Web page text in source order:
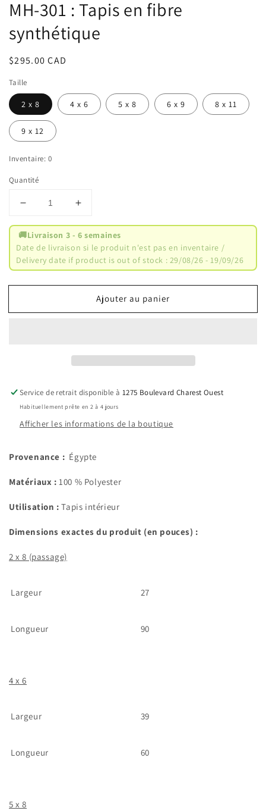
fenêtre
modale
MH-301 : Tapis en fibre
synthétique
Prix
$295.00 CAD
Taille
2 x 8 4 x 6 5 x 8 6 x 9 8 x 11
9 x 12
Inventaire: 0
Quantité
Réduire
quantité
de
MH-
301
:
Augmenter
quantité
de
MH-
301
:
Tapis
🚚Livraison 3 - 6 semaines
Date de livraison si le produit n'est pas en inventaire /
Delivery date if product is out of stock : 29/08/26 - 19/09/26
Ajouter au panier
Service de retrait disponible à 1275 Boulevard Charest Ouest
Habituellement prête en 2 à 4 jours
Afficher les informations de la boutique
Provenance : Égypte
Matériaux :100 % Polyester
Utilisation :Tapis intérieur
Dimensions exactes du produit (en pouces) :
2 x 8 (passage)
Largeur 27
Longueur 90
4 x 6
Largeur 39
Longueur 60
5 x 8